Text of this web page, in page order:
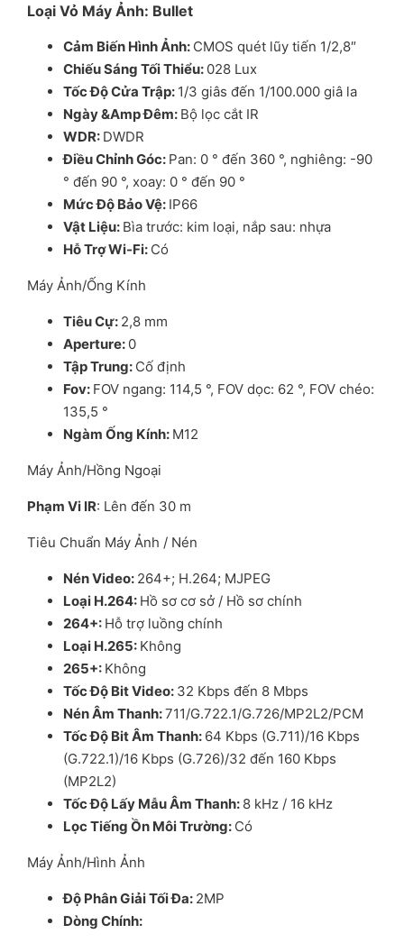
Loại Vỏ Máy Ảnh: Bullet
Cảm Biến HìnhẢnh: CMOS quét lũy tiến 1/2,8″
Chiếu Sáng Tối Thiểu: 028 Lux
Tốc ĐộCửa Trập: 1/3 giâs đến 1/100.000 giâ la
Ngày &Amp Đêm: Bộ lọc cắt IR
WDR: DWDR
Điều Chỉnh Góc: Pan: 0 ° đến 360 °, nghiêng: -90
° đến 90 °, xoay: 0 ° đến 90 °
Mức Độ Bảo Vệ: IP66
Vật Liệu: Bìa trước: kim loại, nắp sau: nhựa
HỗTrợWi-Fi: Có
Máy Ảnh/Ống Kính
Tiêu Cự: 2,8 mm
Aperture: 0
Tập Trung: Cố định
Fov: FOV ngang: 114,5 °, FOV dọc: 62 °, FOV chéo:
135,5 °
Ngàm Ống Kính: M12
Máy Ảnh/Hồng Ngoại
Phạm Vi IR: Lên đến 30 m
Tiêu Chuẩn Máy Ảnh / Nén
Nén Video: 264+; H.264; MJPEG
Loại H.264: Hồ sơ cơ sở / Hồ sơ chính
264+: Hỗ trợ luồng chính
Loại H.265: Không
265+: Không
Tốc Độ Bit Video: 32 Kbps đến 8 Mbps
Nén Âm Thanh:711/G.722.1/G.726/MP2L2/PCM
Tốc Độ Bit Âm Thanh: 64 Kbps (G.711)/16 Kbps
(G.722.1)/16 Kbps (G.726)/32 đến 160 Kbps
(MP2L2)
Tốc Độ Lấy Mẫu Âm Thanh: 8 kHz / 16 kHz
Lọc Tiếng Ồn Môi Trường: Có
Máy Ảnh/Hình Ảnh
Độ Phân Giải Tối Đa: 2MP
Dòng Chính: